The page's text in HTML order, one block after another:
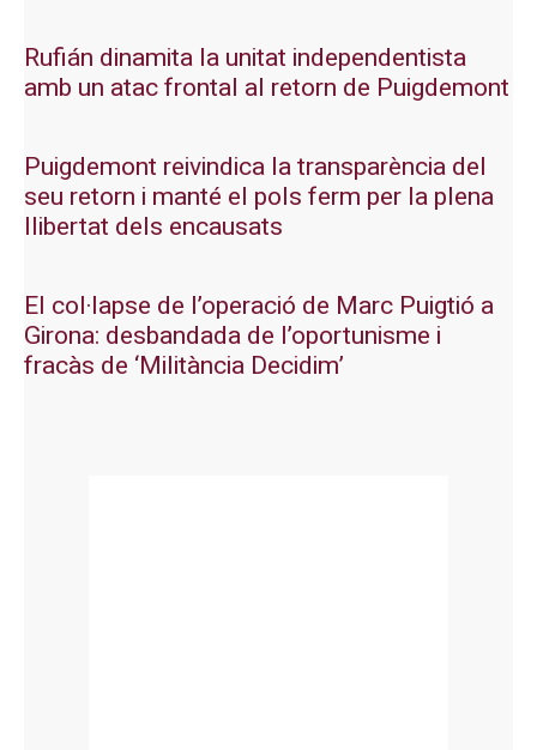
Rufián dinamita la unitat independentista
amb un atac frontal al retorn de Puigdemont
Puigdemont reivindica la transparència del
seu retorn i manté el pols ferm per la plena
llibertat dels encausats
El col·lapse de l’operació de Marc Puigtió a
Girona: desbandada de l’oportunisme i
fracàs de ‘Militància Decidim’